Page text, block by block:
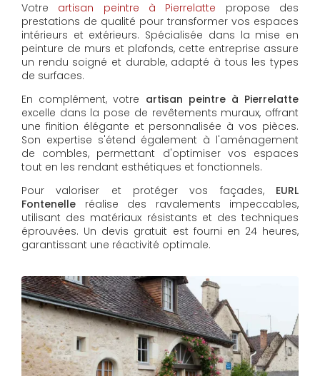
Votre artisan peintre à Pierrelatte propose des
prestations de qualité pour transformer vos espaces
intérieurs et extérieurs. Spécialisée dans la mise en
peinture de murs et plafonds, cette entreprise assure
un rendu soigné et durable, adapté à tous les types
de surfaces.
En complément, votre artisan peintre à Pierrelatte
excelle dans la pose de revêtements muraux, offrant
une finition élégante et personnalisée à vos pièces.
Son expertise s'étend également à l'aménagement
de combles, permettant d'optimiser vos espaces
tout en les rendant esthétiques et fonctionnels.
Pour valoriser et protéger vos façades, EURL
Fontenelle réalise des ravalements impeccables,
utilisant des matériaux résistants et des techniques
éprouvées. Un devis gratuit est fourni en 24 heures,
garantissant une réactivité optimale.